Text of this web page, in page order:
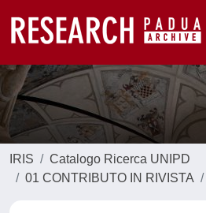
IRIS
Catalogo Ricerca UNIPD
01 CONTRIBUTO IN RIVISTA